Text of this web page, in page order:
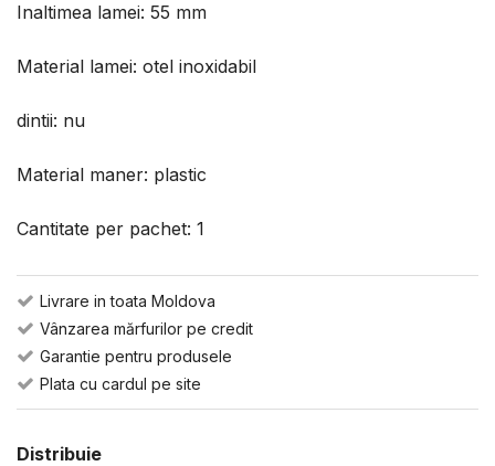
Inaltimea lamei: 55 mm
Material lamei: otel inoxidabil
dintii: nu
Material maner: plastic
Cantitate per pachet: 1
Livrare in toata Moldova
Vânzarea mărfurilor pe credit
Garantie pentru produsele
Plata cu cardul pe site
Distribuie